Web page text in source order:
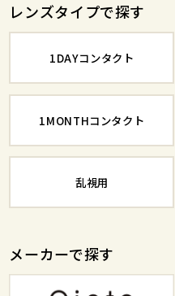
レンズタイプで探す
1DAYコンタクト
1MONTHコンタクト
乱視用
メーカーで探す